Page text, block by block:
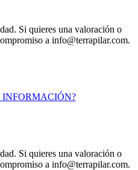
Si quieres una valoración o
a info@terrapilar.com.
INFORMACIÓN?
Si quieres una valoración o
a info@terrapilar.com.